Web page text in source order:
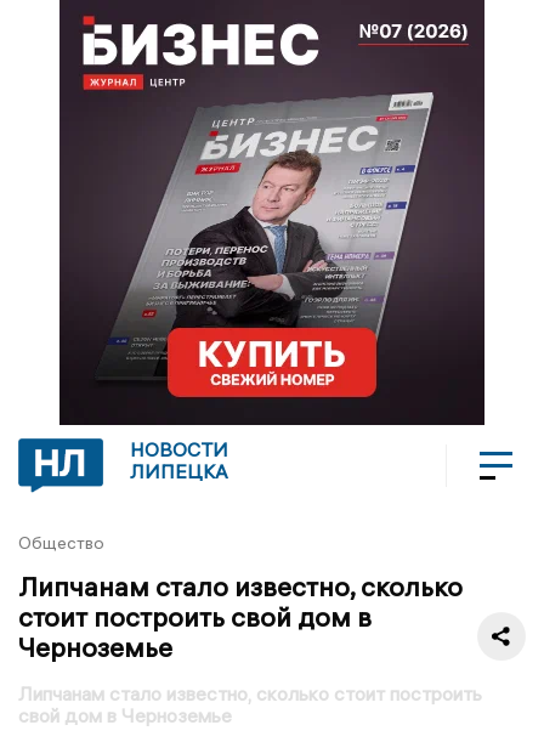
НОВОСТИ
ЛИПЕЦКА
Общество
Липчанам стало известно, сколько
стоит построить свой дом в
Черноземье
Липчанам стало известно, сколько стоит построить
свой дом в Черноземье